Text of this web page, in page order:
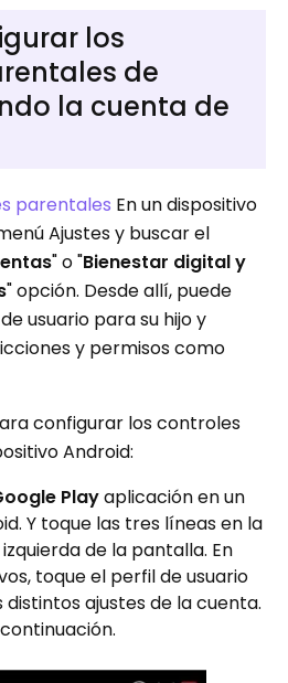
los
de
la cuenta de
parentales En un dispositivo
Ajustes y buscar el
" o "Bienestar digital y
" opción. Desde allí, puede
usuario para su hijo y
y permisos como
configurar los controles
Android:
Playaplicación en un
Y toque las tres líneas en la
de la pantalla. En
toque el perfil de usuario
ajustes de la cuenta.